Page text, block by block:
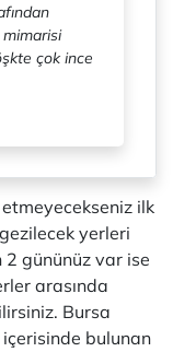
mimarisi
çok ince
ilk
yerleri
gününüz var ise
arasında
Bursa
bulunan